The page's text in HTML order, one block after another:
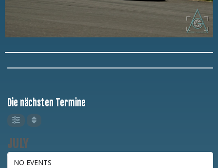
Die nächsten Termine
JULY
NO EVENTS